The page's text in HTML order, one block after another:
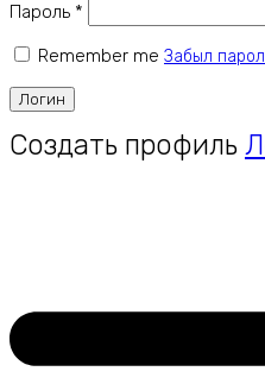
Пароль *
Remember me Забыл
Создать профиль